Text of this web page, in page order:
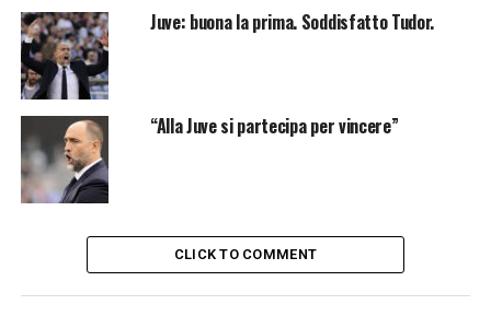
Juve: buona la prima. Soddisfatto Tudor.
“Alla Juve si partecipa per vincere”
CLICK TO COMMENT